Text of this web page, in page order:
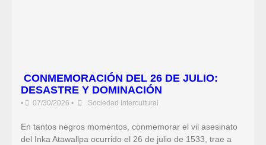
CONMEMORACIÓN DEL 26 DE JULIO:
DESASTRE Y DOMINACIÓN
• 07/30/2026 • Sociedad Intercultural
En tantos negros momentos, conmemorar el vil asesinato
del Inka Atawallpa ocurrido el 26 de julio de 1533, trae a